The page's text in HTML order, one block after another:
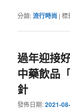
分類:流行時尚 |標
過年迎接
中藥飲品
針
發佈日期:2021-